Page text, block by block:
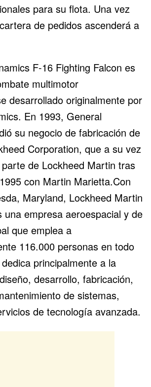
para su flota. Una vez
de pedidos ascenderá a
F-16 Fighting Falcon es
multimotor
desarrollado originalmente por
En 1993, General
su negocio de fabricación de
Corporation, que a su vez
de Lockheed Martin tras
con Martin Marietta.Con
Maryland, Lockheed Martin
una empresa aeroespacial y de
que emplea a
116.000 personas en todo
principalmente a la
desarrollo, fabricación,
de sistemas,
de tecnología avanzada.